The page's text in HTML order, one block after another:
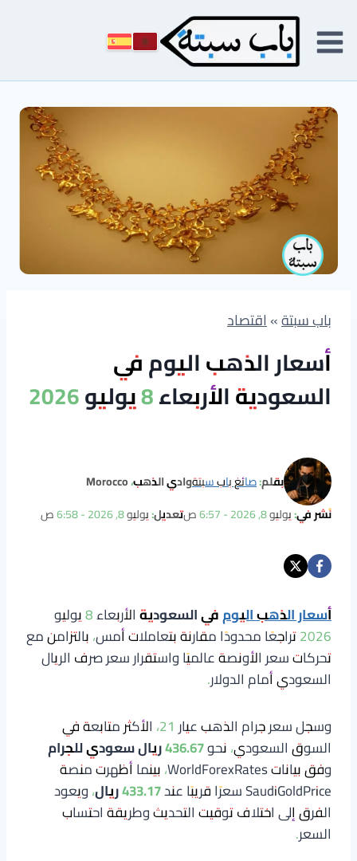
إلى
المحتوى
باب سبتة»اقتصاد
أسعار الذهب اليوم في
السعودية الأربعاء 8 يوليو 2026
بقلم:صائغ باب سبتةوادي الذهب، Morocco
نُشر في:يوليو 8, 2026 - 6:57 ص تعديل:يوليو 8, 2026 - 6:58 ص
أسعار الذهب اليومفي السعودية
الأربعاء 8 يوليو
2026 تراجعًا محدودًا مقارنة بتعاملات أمس، بالتزامن مع
تحركات سعر الأونصة عالميًا واستقرار سعر صرف الريال
السعودي أمام الدولار.
وسجل سعر جرام الذهب عيار 21، الأكثر متابعة في
السوق السعودي، نحو436.67 ريال سعودي للجرام
وفق بيانات WorldForexRates، بينما أظهرت منصة
SaudiGoldPrice سعرًا قريبًا عند
433.17 ريال
، ويعود
الفرق إلى اختلاف توقيت التحديث وطريقة احتساب
السعر.